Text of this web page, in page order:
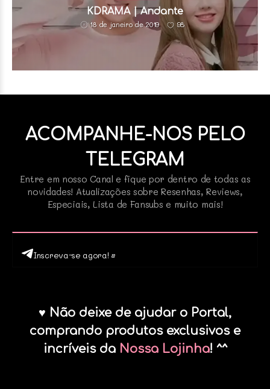
KDRAMA | Andante
18 de janeiro de 2019 98
ACOMPANHE-NOS PELO
TELEGRAM
Entre em nosso Canal e fique por dentro de todas as
novidades! Atualizações sobre Resenhas, Reviews,
Especiais, Lista de Fansubs e muito mais!
Inscreva-se agora! •
♥ Não deixe de ajudar o Portal,
comprando produtos exclusivos e
incríveis da Nossa Lojinha! ^^